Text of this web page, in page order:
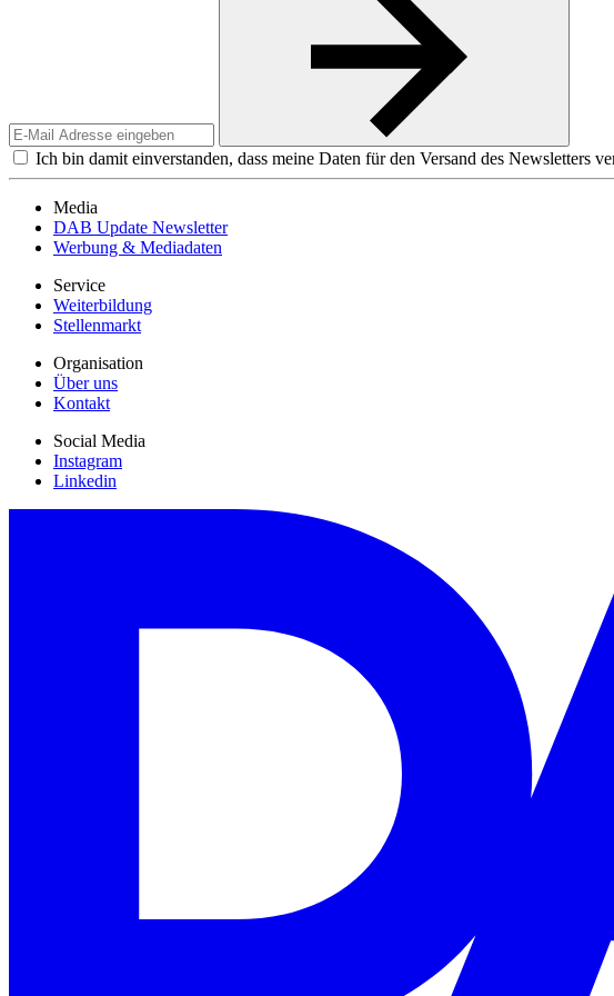
Ich bin damit einverstanden, dass meine Daten für den Versand des Newsletters
Media
DAB Update Newsletter
Werbung & Mediadaten
Service
Weiterbildung
Stellenmarkt
Organisation
Über uns
Kontakt
Social Media
Instagram
Linkedin